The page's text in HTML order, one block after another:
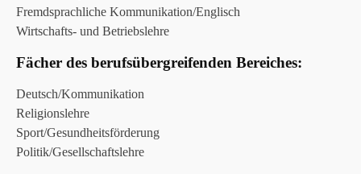
Fremdsprachliche Kommunikation/Englisch
Wirtschafts- und Betriebslehre
Fächer des berufsübergreifenden Bereiches:
Deutsch/Kommunikation
Religionslehre
Sport/Gesundheitsförderung
Politik/Gesellschaftslehre